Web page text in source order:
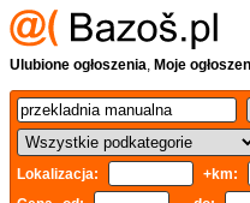
Ulubione ogłoszenia, Moje
Lokalizacja:
+km: